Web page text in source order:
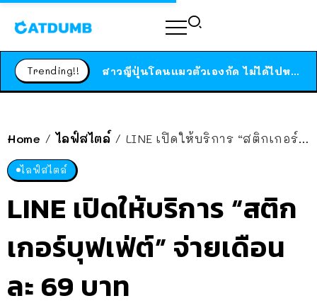
Trending!! ได้เวลาเด็กหนวดรวมตัว RF Online Next เปิดให้เล่นแล้ว เกม Sci-Fi MMORPG ระดับตำนาน เล่นได้ทั้งมือถือและ PC
สาวญี่ปุ่นโดนแมวตัวเองกัด ไม่ได้ไปหาหมอตั้งแต่เนิ่นๆ สุดท้ายขาบวม กลายเป็นโรคเนื้อเน่า เตือนทาสแมวทั้งหลายให้ระวัง
Home / ไลฟ์สไตล์ / LINE เปิดให้บริการ “สติกเกอร์บุฟเฟ่ต์” จ่ายเดือนละ 69 บาท
ไลฟ์สไตล์
LINE เปิดให้บริการ “สติก
เกอร์บุฟเฟ่ต์” จ่ายเดือน
ละ 69 บาท